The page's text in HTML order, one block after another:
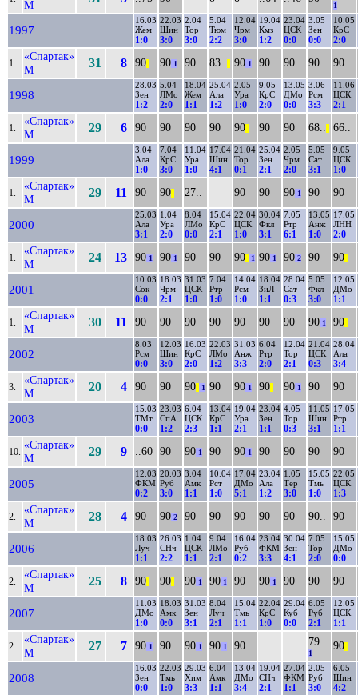
М
1
1997
16.03
Жем
1:0
22.03
Шин
3:0
2.04
Тор
3:0
5.04
Тюм
2:2
12.04
Чрм
3:0
19.04
Кмз
1:2
23.04
ЦСК
0:0
3.05
Зен
0:0
10.05
КрС
2:0
1.
«Спартак»
М
31 8 90 90 1 90 83.. 90 1 90 90 90 90
1998
28.03
Зен
1:2
5.04
ЛМо
2:0
18.04
Жем
1:1
25.04
Ала
1:2
2.05
Ура
1:0
9.05
КрС
2:0
13.05
ДМо
0:0
3.06
Рсм
3:3
11.06
ЦСК
2:1
1.
«Спартак»
М
29 6 90 90 90 90 90 90 90 68.. 66..
1999
3.04
Ала
1:0
7.04
КрС
3:0
11.04
Ура
1:0
17.04
Шин
4:1
21.04
Тор
0:1
25.04
Зен
2:1
2.05
Чрм
2:0
5.05
Сат
3:1
9.05
ЦСК
1:0
1.
«Спартак»
М
29 11 90 90 27.. 90 90 90 1 90 90
2000
25.03
Ала
3:1
1.04
Ура
2:0
8.04
ЛМо
0:0
15.04
КрС
2:1
22.04
ЦСК
1:0
30.04
Фкл
3:1
7.05
Ртр
6:1
13.05
Анж
1:0
17.05
ЛНН
2:0
1.
«Спартак»
М
24 13 90 1 90 1 90 90 90 1 90 1 90 2 90 90
2001
10.03
Сок
0:0
18.03
Чрм
2:1
31.03
ЦСК
1:0
7.04
Ртр
1:0
14.04
Рсм
1:0
18.04
ЗиЛ
1:1
28.04
Сат
0:3
5.05
Фкл
3:0
12.05
ДМо
1:1
1.
«Спартак»
М
30 11 90 90 90 90 90 90 90 90 1 90
2002
8.03
Рсм
0:0
12.03
Шин
3:0
16.03
КрС
2:0
22.03
ЛМо
1:2
31.03
Анж
3:3
6.04
Ртр
2:0
12.04
Тор
2:1
21.04
ЦСК
0:3
28.04
Ала
3:4
3.
«Спартак»
М
20 4 90 90 90 1 90 90 1 90 90 1 90 90
2003
15.03
ТМт
0:0
23.03
СпА
1:2
6.04
ЦСК
2:3
13.04
КрС
1:1
19.04
Ура
2:1
23.04
Зен
1:1
4.05
Тор
0:3
11.05
Шин
3:1
17.05
Ртр
1:1
10.
«Спартак»
М
29 9 ..60 90 90 1 90 90 1 90 90 90 90
2005
12.03
ФКМ
0:2
20.03
Руб
3:0
3.04
Амк
1:1
10.04
Рст
1:0
17.04
ДМо
5:1
23.04
Ала
1:2
1.05
Тер
3:0
15.05
Тмь
1:0
22.05
ЦСК
1:3
2.
«Спартак»
М
28 4 90 90 2 90 90 90 90 90 90.. 90
2006
18.03
Луч
1:1
26.03
СНч
2:2
1.04
ЦСК
1:1
9.04
ЛМо
2:1
16.04
Руб
0:2
23.04
ФКМ
3:3
30.04
Зен
4:1
7.05
Тор
2:0
15.05
ДМо
0:0
2.
«Спартак»
М
25 8 90 90 90 1 90 1 90 90 1 90 90 90
2007
11.03
ДМо
1:0
18.03
Амк
0:0
31.03
Зен
3:1
8.04
Луч
2:1
15.04
Тмь
1:1
22.04
КрС
1:0
29.04
Куб
0:0
6.05
Руб
2:1
12.05
ЦСК
1:1
2.
«Спартак»
М
27 7 90 1 90 90 1 90 1 90 79..
1
90
2008
16.03
Зен
0:0
22.03
Тмь
1:0
29.03
Хим
3:3
6.04
Амк
1:1
13.04
ДМо
3:4
19.04
СНч
2:1
27.04
ФКМ
1:1
2.05
Руб
3:0
6.05
Шин
4:2